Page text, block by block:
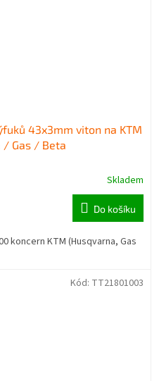
43x3mm viton na KTM
/ Gas / Beta
Skladem
Do košíku
koncern KTM (Husqvarna, Gas
Kód: TT21801003